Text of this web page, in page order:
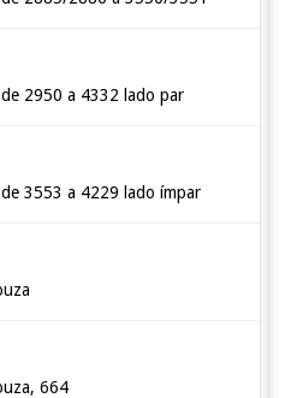
2950 a 4332 lado par
3553 a 4229 lado ímpar
664